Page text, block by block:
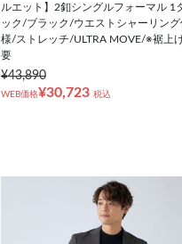
ルエット】2釦シングルフォーマル 1
ック/ブラック/ウエストシャーリング
様/ストレッチ/ULTRA MOVE/※裾上
要
¥43,890
WEB価格¥30,723 税込